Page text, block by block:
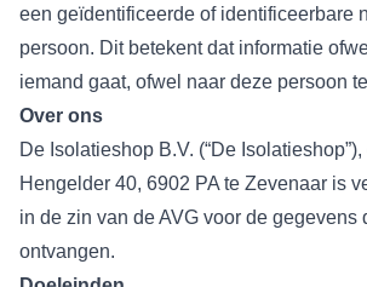
een geïdentificeerde of identificeerbare
persoon. Dit betekent dat informatie
iemand gaat, ofwel naar deze persoon
Over ons
De Isolatieshop B.V. (“De
Hengelder 40, 6902 PA te Zevenaar is
in de zin van de AVG voor de gegevens
ontvangen.